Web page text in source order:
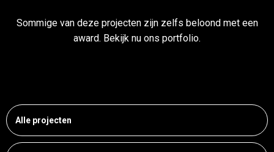
Sommige van deze projecten zijn zelfs beloond met een
award. Bekijk nu ons portfolio.
Alle projecten